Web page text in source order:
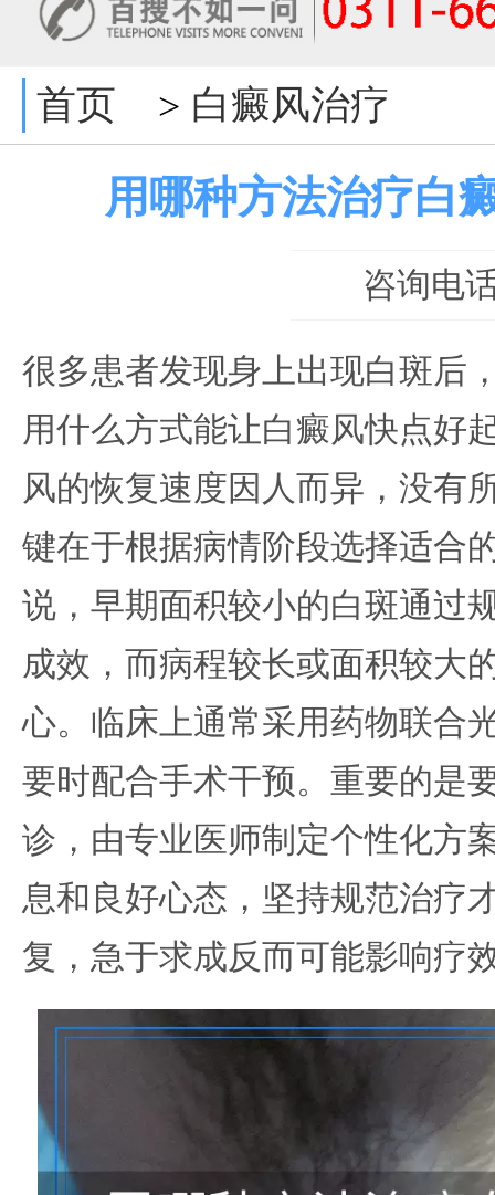
首页 > 白癜风治疗
用哪种方法治疗白
咨询电
很多患者发现身上出现白斑后
用什么方式能让白癜风快点好
风的恢复速度因人而异，没有
键在于根据病情阶段选择适合
说，早期面积较小的白斑通过
成效，而病程较长或面积较大
心。临床上通常采用药物联合
要时配合手术干预。重要的是
诊，由专业医师制定个性化方
息和良好心态，坚持规范治疗
复，急于求成反而可能影响疗